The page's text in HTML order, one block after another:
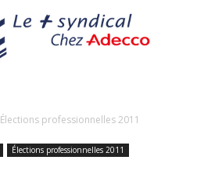
Élections professionnelles 2011
Élections professionnelles 2011